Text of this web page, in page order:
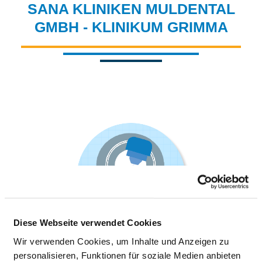
Diese Webseite verwendet Cookies
Wir verwenden Cookies, um Inhalte und Anzeigen zu
personalisieren, Funktionen für soziale Medien anbieten
SANA KLINIKEN MULDENTAL
GMBH - KLINIKUM GRIMMA